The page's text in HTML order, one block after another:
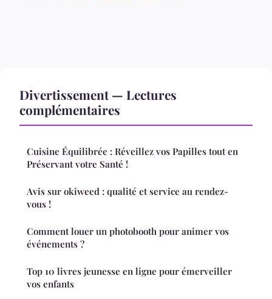
Divertissement — Lectures
complémentaires
Cuisine Équilibrée : Réveillez vos Papilles tout en
Préservant votre Santé !
Avis sur okiweed : qualité et service au rendez-
vous !
Comment louer un photobooth pour animer vos
événements ?
Top 10 livres jeunesse en ligne pour émerveiller
vos enfants